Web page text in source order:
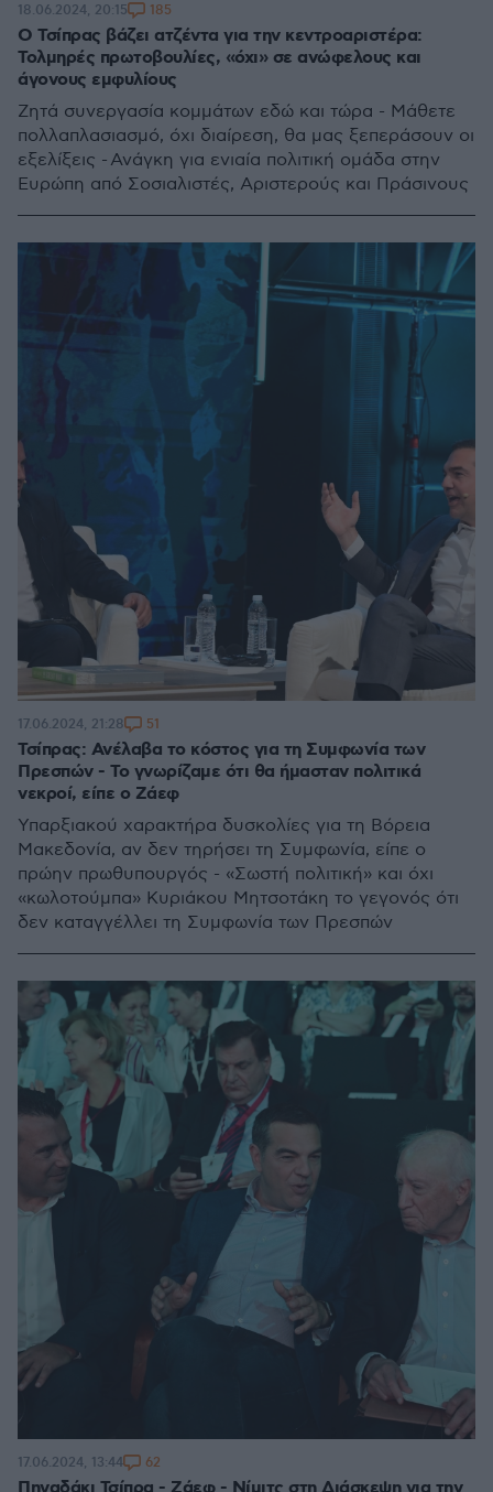
Ο Τσίπρας βάζει ατζέντα για την κεντροαριστέρα:
Τολμηρές πρωτοβουλίες, «όχι» σε ανώφελους και
άγονους εμφυλίους
Ζητά συνεργασία κομμάτων εδώ και τώρα - Μάθετε
πολλαπλασιασμό, όχι διαίρεση, θα μας ξεπεράσουν οι
εξελίξεις - Ανάγκη για ενιαία πολιτική ομάδα στην
Ευρώπη από Σοσιαλιστές, Αριστερούς και Πράσινους
18.06.2024, 20:15 185
Τσίπρας: Ανέλαβα το κόστος για τη Συμφωνία των
Πρεσπών - Το γνωρίζαμε ότι θα ήμασταν πολιτικά
νεκροί, είπε ο Ζάεφ
Υπαρξιακού χαρακτήρα δυσκολίες για τη Βόρεια
Μακεδονία, αν δεν τηρήσει τη Συμφωνία, είπε ο
πρώην πρωθυπουργός - «Σωστή πολιτική» και όχι
«κωλοτούμπα» Κυριάκου Μητσοτάκη το γεγονός ότι
δεν καταγγέλλει τη Συμφωνία των Πρεσπών
17.06.2024, 21:28 51
17.06.2024, 13:44 62